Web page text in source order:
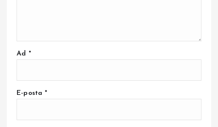
Ad *
E-posta*